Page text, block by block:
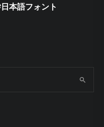
日本語フォント